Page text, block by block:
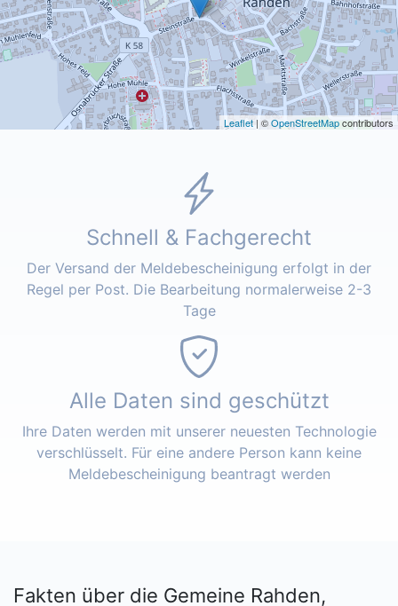
Leaflet | ©OpenStreetMapcontributors
Schnell & Fachgerecht
Der Versand der Meldebescheinigung erfolgt in der
Regel per Post. Die Bearbeitung normalerweise 2-3
Tage
Alle Daten sind geschützt
Ihre Daten werden mit unserer neuesten Technologie
verschlüsselt. Für eine andere Person kann keine
Meldebescheinigung beantragt werden
Fakten über die Gemeine Rahden,